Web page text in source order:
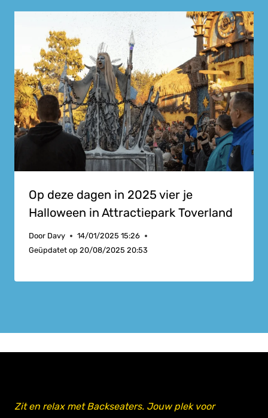
Op deze dagen in 2025 vier je
Halloween in Attractiepark Toverland
Door Davy
14/01/2025 15:26
Geüpdatet op 20/08/2025 20:53
Zit en relax met Backseaters. Jouw plek voor